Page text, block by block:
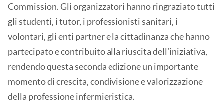
Commission. Gli organizzatori hanno ringraziato tutti
gli studenti, i tutor, i professionisti sanitari, i
volontari, gli enti partner e la cittadinanza che hanno
partecipato e contribuito alla riuscita dell’iniziativa,
rendendo questa seconda edizione un importante
momento di crescita, condivisione e valorizzazione
della professione infermieristica.